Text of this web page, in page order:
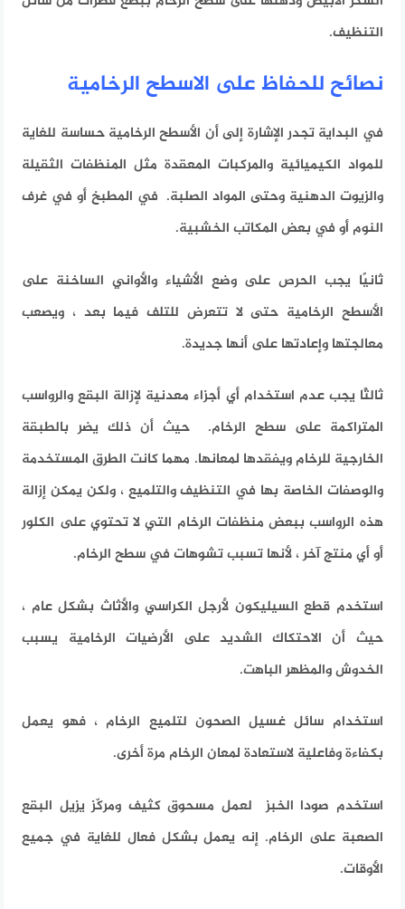
التنظيف.
نصائح للحفاظ على الاسطح الرخامية
في البداية تجدر الإشارة إلى أن الأسطح الرخامية حساسة للغاية
للمواد الكيميائية والمركبات المعقدة مثل المنظفات الثقيلة
والزيوت الدهنية وحتى المواد الصلبة. في المطبخ أو في غرف
النوم أو في بعض المكاتب الخشبية.
ثانيًا يجب الحرص على وضع الأشياء والأواني الساخنة على
الأسطح الرخامية حتى لا تتعرض للتلف فيما بعد ، ويصعب
معالجتها وإعادتها على أنها جديدة.
ثالثًا يجب عدم استخدام أي أجزاء معدنية لإزالة البقع والرواسب
المتراكمة على سطح الرخام. حيث أن ذلك يضر بالطبقة
الخارجية للرخام ويفقدها لمعانها. مهما كانت الطرق المستخدمة
والوصفات الخاصة بها في التنظيف والتلميع ، ولكن يمكن إزالة
هذه الرواسب ببعض منظفات الرخام التي لا تحتوي على الكلور
أو أي منتج آخر ، لأنها تسبب تشوهات في سطح الرخام.
استخدم قطع السيليكون لأرجل الكراسي والأثاث بشكل عام ،
حيث أن الاحتكاك الشديد على الأرضيات الرخامية يسبب
الخدوش والمظهر الباهت.
استخدام سائل غسيل الصحون لتلميع الرخام ، فهو يعمل
بكفاءة وفاعلية لاستعادة لمعان الرخام مرة أخرى.
استخدم صودا الخبز لعمل مسحوق كثيف ومركّز يزيل البقع
الصعبة على الرخام. إنه يعمل بشكل فعال للغاية في جميع
الأوقات.